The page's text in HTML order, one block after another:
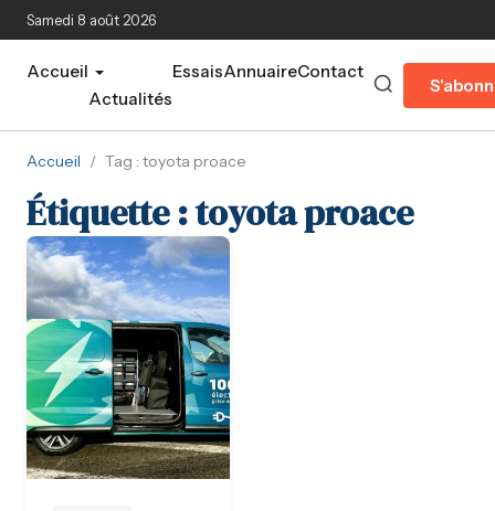
Aller au contenu principal
Samedi 8 août 2026
Accueil
Actualités
EssaisAnnuaireContact
Accueil / Tag : toyota proace
Étiquette :toyota proace